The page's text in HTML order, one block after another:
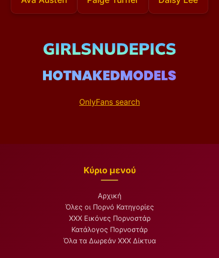
OnlyFans search
Κύριο μενού
Αρχική
Όλες οι Πορνό Κατηγορίες
XXX Εικόνες Πορνοστάρ
Κατάλογος Πορνοστάρ
Όλα τα Δωρεάν XXX Δίκτυα